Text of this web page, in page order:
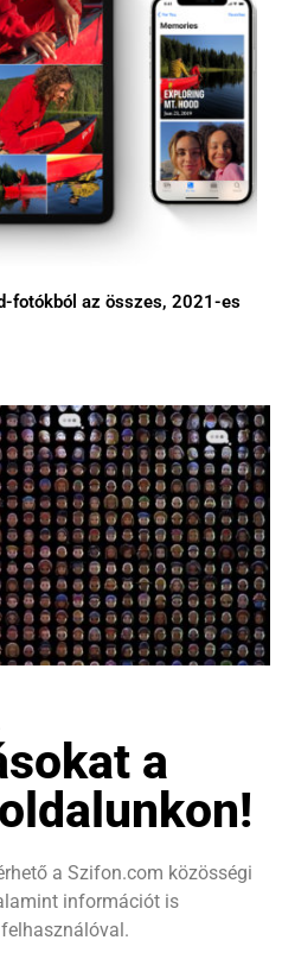
fotókból az összes, 2021-es
a
a Szifon.com közösségi
információt is